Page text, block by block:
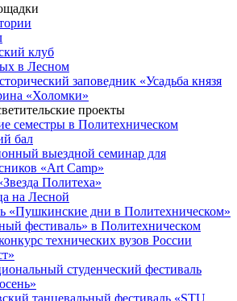
клуб
в Лесном
заповедник «Усадьба князя
«Холомки»
проекты
семестры в Политехническом
бал
выездной семинар для
«Art Camp»
Политеха»
на Лесной
«Пушкинские дни в Политехническом»
фестиваль» в Политехническом
технических вузов России
студенческий фестиваль
танцевальный фестиваль «STU